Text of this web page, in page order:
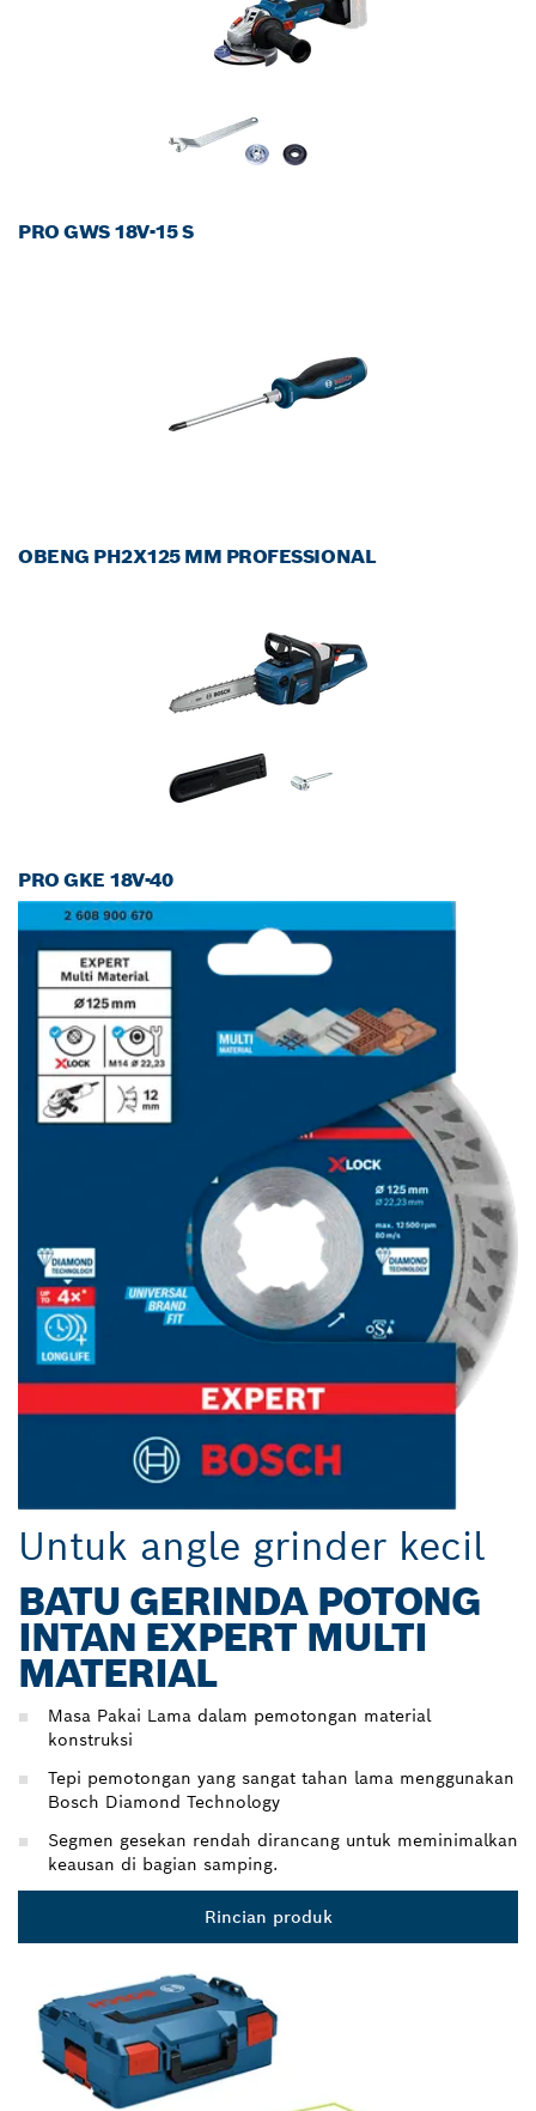
PRO GWS 18V-15 S
OBENG PH2X125 MM PROFESSIONAL
PRO GKE 18V-40
Untuk angle grinder kecil
BATU GERINDA POTONG
INTAN EXPERT MULTI
MATERIAL
Masa Pakai Lama dalam pemotongan material
konstruksi
Tepi pemotongan yang sangat tahan lama menggunakan
Bosch Diamond Technology
Segmen gesekan rendah dirancang untuk meminimalkan
keausan di bagian samping.
Rincian produk